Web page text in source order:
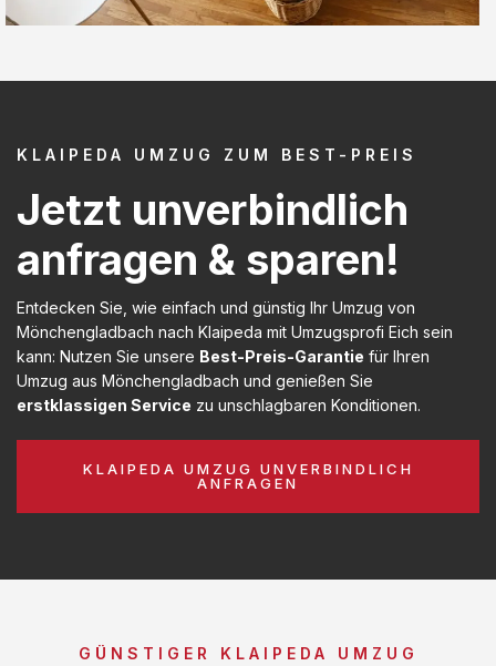
KLAIPEDA UMZUG ZUM BEST-PREIS
Jetzt unverbindlich
anfragen & sparen!
Entdecken Sie, wie einfach und günstig Ihr Umzug von
Mönchengladbach nach Klaipeda mit Umzugsprofi Eich sein
kann: Nutzen Sie unsere Best-Preis-Garantie für Ihren
Umzug aus Mönchengladbach und genießen Sie
erstklassigen Service zu unschlagbaren Konditionen.
KLAIPEDA UMZUG UNVERBINDLICH
ANFRAGEN
GÜNSTIGER KLAIPEDA UMZUG